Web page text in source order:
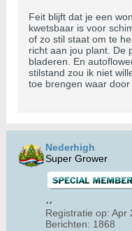
Feit blijft dat je een
kwetsbaar is voor
of zo stil staat om te
richt aan jou plant. De
bladeren. En
stilstand zou ik niet
toe brengen waar
Nederhigh
Super Grower
Registratie op: Apr
Berichten: 1868